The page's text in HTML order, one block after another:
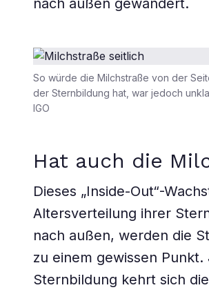
nach außen gewandert.
So würde die Milchstraße von der
der Sternbildung hat, war jedoch
IGO
Hat auch die
Dieses „Inside-Out“-
Altersverteilung ihrer
nach außen, werden die
zu einem gewissen
Sternbildung kehrt sich